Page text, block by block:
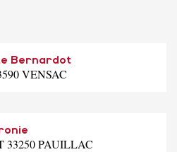
Bernardot
VENSAC
33250 PAUILLAC